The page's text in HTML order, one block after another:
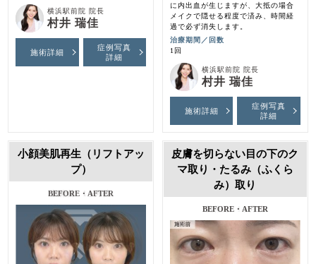
横浜駅前院 院長
村井 瑞佳
施術詳細
症例写真
詳細
に内出血が生じますが、大抵の場合
メイクで隠せる程度で済み、時間経
過で必ず消失します。
治療期間／回数
1回
横浜駅前院 院長
村井 瑞佳
施術詳細
症例写真
詳細
小顔美肌再生（リフトアッ
プ）
施術前・1ヶ月後
皮膚を切らない目の下のク
マ取り・たるみ（ふくら
み）取り
施術前・1ヶ月後